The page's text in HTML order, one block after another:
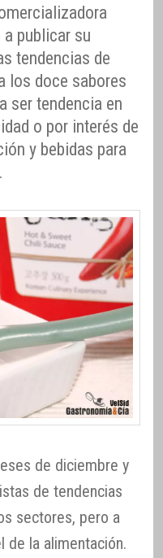
publicar su
tendencias de
los doce sabores
ser tendencia en
o por interés de
y bebidas para
de diciembre y
de tendencias
sectores, pero a
de la alimentación.